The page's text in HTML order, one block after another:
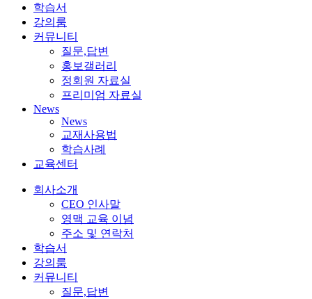
학습서
강의룸
커뮤니티
질문,답변
홍보갤러리
정회원 자료실
프리미엄 자료실
News
News
교재사용법
학습사례
교육센터
회사소개
CEO 인사말
영맥 교육 이념
주소 및 연락처
학습서
강의룸
커뮤니티
질문,답변